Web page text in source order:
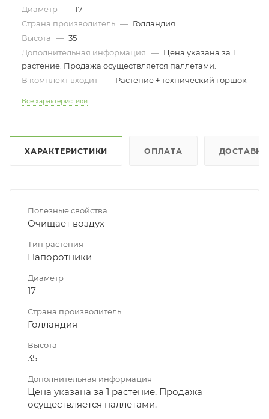
Диаметр — 17
Страна производитель — Голландия
Высота — 35
Дополнительная информация — Цена указана за 1
растение. Продажа осуществляется паллетами.
В комплект входит — Растение + технический горшок
Все характеристики
ХАРАКТЕРИСТИКИ ОПЛАТА ДОСТАВКА
Полезные свойства
Очищает воздух
Тип растения
Папоротники
Диаметр
17
Страна производитель
Голландия
Высота
35
Дополнительная информация
Цена указана за 1 растение. Продажа
осуществляется паллетами.